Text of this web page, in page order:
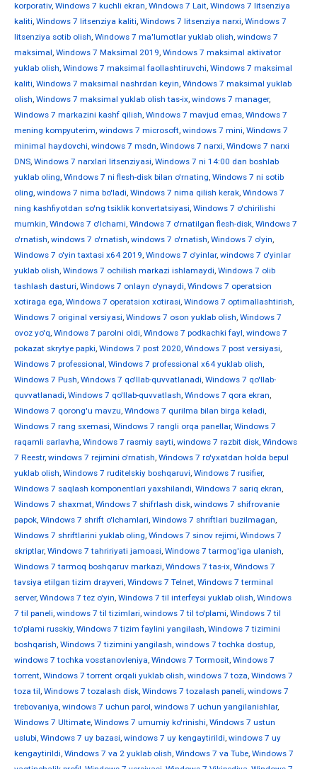
korporativ, Windows 7 kuchli ekran, Windows 7 Lait, Windows 7 litsenziya
kaliti, Windows 7 litsenziya kaliti, Windows 7 litsenziya narxi, Windows 7
litsenziya sotib olish, Windows 7 ma'lumotlar yuklab olish, windows 7
maksimal, Windows 7 Maksimal 2019, Windows 7 maksimal aktivator
yuklab olish, Windows 7 maksimal faollashtiruvchi, Windows 7 maksimal
kaliti, Windows 7 maksimal nashrdan keyin, Windows 7 maksimal yuklab
olish, Windows 7 maksimal yuklab olish tas-ix, windows 7 manager,
Windows 7 markazini kashf qilish, Windows 7 mavjud emas, Windows 7
mening kompyuterim, windows 7 microsoft, windows 7 mini, Windows 7
minimal haydovchi, windows 7 msdn, Windows 7 narxi, Windows 7 narxi
DNS, Windows 7 narxlari litsenziyasi, Windows 7 ni 14:00 dan boshlab
yuklab oling, Windows 7 ni flesh-disk bilan o'rnating, Windows 7 ni sotib
oling, windows 7 nima bo'ladi, Windows 7 nima qilish kerak, Windows 7
ning kashfiyotdan so'ng tsiklik konvertatsiyasi, Windows 7 o'chirilishi
mumkin, Windows 7 o'lchami, Windows 7 o'rnatilgan flesh-disk, Windows 7
o'rnatish, windows 7 o'rnatish, windows 7 o'rnatish, Windows 7 o'yin,
Windows 7 o'yin taxtasi x64 2019, Windows 7 o'yinlar, windows 7 o'yinlar
yuklab olish, Windows 7 ochilish markazi ishlamaydi, Windows 7 olib
tashlash dasturi, Windows 7 onlayn o'ynaydi, Windows 7 operatsion
xotiraga ega, Windows 7 operatsion xotirasi, Windows 7 optimallashtirish,
Windows 7 original versiyasi, Windows 7 oson yuklab olish, Windows 7
ovoz yo'q, Windows 7 parolni oldi, Windows 7 podkachki fayl, windows 7
pokazat skrytye papki, Windows 7 post 2020, Windows 7 post versiyasi,
Windows 7 professional, Windows 7 professional x64 yuklab olish,
Windows 7 Push, Windows 7 qo'llab-quvvatlanadi, Windows 7 qo'llab-
quvvatlanadi, Windows 7 qo'llab-quvvatlash, Windows 7 qora ekran,
Windows 7 qorong'u mavzu, Windows 7 qurilma bilan birga keladi,
Windows 7 rang sxemasi, Windows 7 rangli orqa panellar, Windows 7
raqamli sarlavha, Windows 7 rasmiy sayti, windows 7 razbit disk, Windows
7 Reestr, windows 7 rejimini o'rnatish, Windows 7 ro'yxatdan holda bepul
yuklab olish, Windows 7 ruditelskiy boshqaruvi, Windows 7 rusifier,
Windows 7 saqlash komponentlari yaxshilandi, Windows 7 sariq ekran,
Windows 7 shaxmat, Windows 7 shifrlash disk, windows 7 shifrovanie
papok, Windows 7 shrift o'lchamlari, Windows 7 shriftlari buzilmagan,
Windows 7 shriftlarini yuklab oling, Windows 7 sinov rejimi, Windows 7
skriptlar, Windows 7 tahririyati jamoasi, Windows 7 tarmog'iga ulanish,
Windows 7 tarmoq boshqaruv markazi, Windows 7 tas-ix, Windows 7
tavsiya etilgan tizim drayveri, Windows 7 Telnet, Windows 7 terminal
server, Windows 7 tez o'yin, Windows 7 til interfeysi yuklab olish, Windows
7 til paneli, windows 7 til tizimlari, windows 7 til to'plami, Windows 7 til
to'plami russkiy, Windows 7 tizim faylini yangilash, Windows 7 tizimini
boshqarish, Windows 7 tizimini yangilash, windows 7 tochka dostup,
windows 7 tochka vosstanovleniya, Windows 7 Tormosit, Windows 7
torrent, Windows 7 torrent orqali yuklab olish, windows 7 toza, Windows 7
toza til, Windows 7 tozalash disk, Windows 7 tozalash paneli, windows 7
trebovaniya, windows 7 uchun parol, windows 7 uchun yangilanishlar,
Windows 7 Ultimate, Windows 7 umumiy ko'rinishi, Windows 7 ustun
uslubi, Windows 7 uy bazasi, windows 7 uy kengaytirildi, windows 7 uy
kengaytirildi, Windows 7 va 2 yuklab olish, Windows 7 va Tube, Windows 7